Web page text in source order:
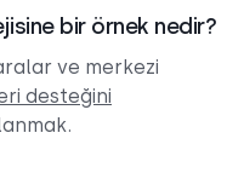
bir örnek nedir?
ve merkezi
desteğini